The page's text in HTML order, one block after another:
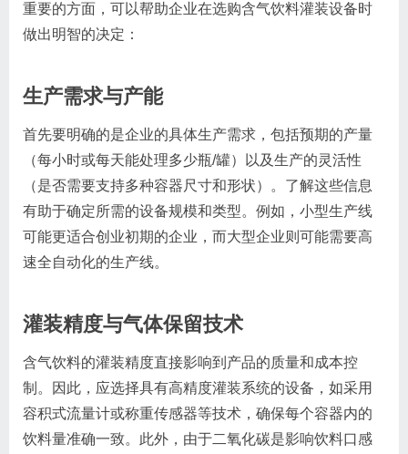
重要的方面，可以帮助企业在选购含气饮料灌装设备时
做出明智的决定：
生产需求与产能
首先要明确的是企业的具体生产需求，包括预期的产量
（每小时或每天能处理多少瓶/罐）以及生产的灵活性
（是否需要支持多种容器尺寸和形状）。了解这些信息
有助于确定所需的设备规模和类型。例如，小型生产线
可能更适合创业初期的企业，而大型企业则可能需要高
速全自动化的生产线。
灌装精度与气体保留技术
含气饮料的灌装精度直接影响到产品的质量和成本控
制。因此，应选择具有高精度灌装系统的设备，如采用
容积式流量计或称重传感器等技术，确保每个容器内的
饮料量准确一致。此外，由于二氧化碳是影响饮料口感